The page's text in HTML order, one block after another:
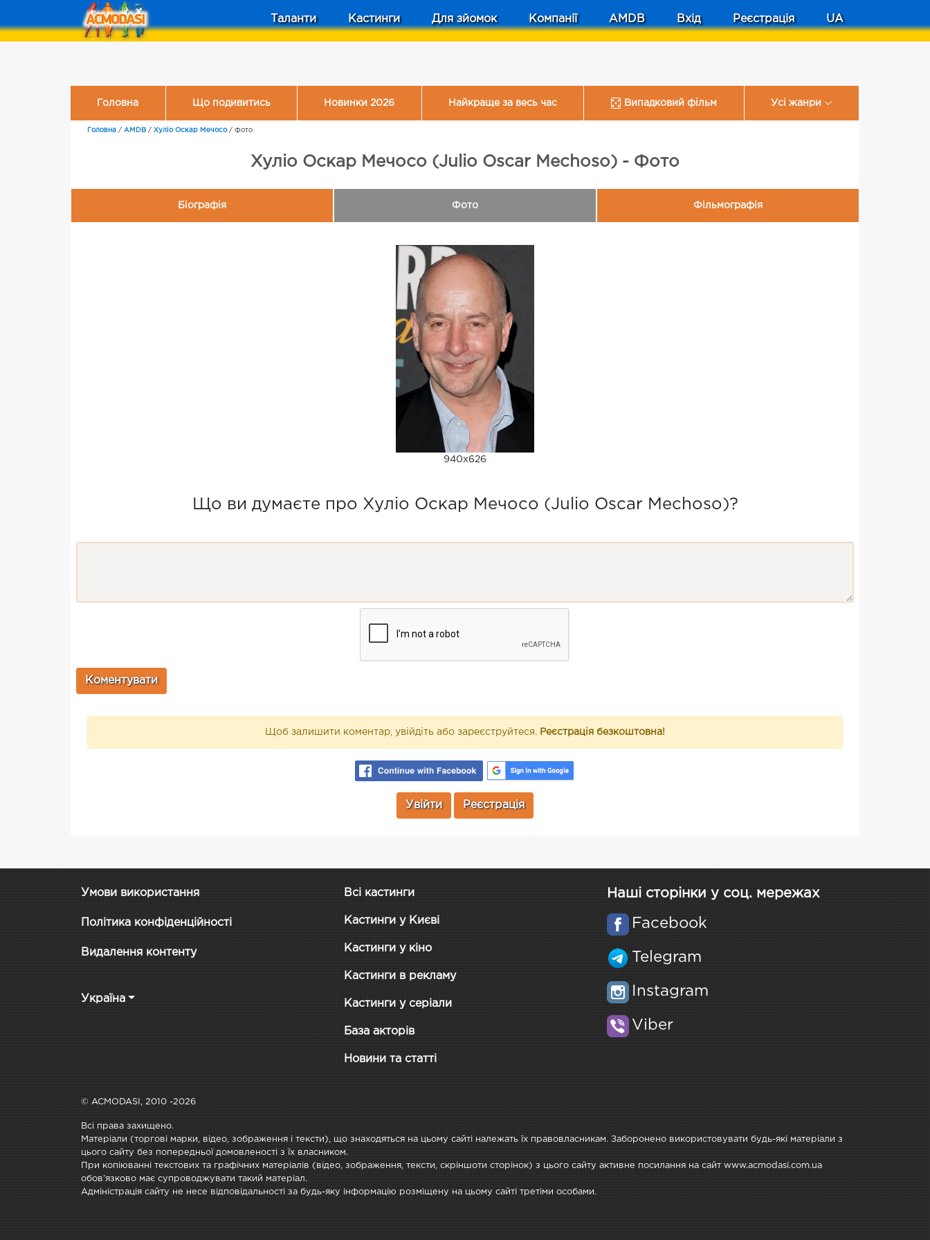
Таланти Кастинги Для зйомок Компанії AMDB Вхід Реєстрація UA
Головна Що подивитись Новинки 2026 Найкраще за весь час Випадковий фільм Усі жанри
Головна / AMDB / Хуліо Оскар Мечосо/ Фото
Хуліо Оскар Мечосо (Julio Oscar Mechoso) - Фото
Біографія Фото Фільмографія
940x626
Що ви думаєте про Хуліо Оскар Мечосо (Julio Oscar Mechoso)?
Щоб залишити коментар, увійдіть або зареєструйтеся. Реєстрація безкоштовна!
Увійти Реєстрація
Умови використання
Політика конфіденційності
Видалення контенту
Україна
Всі кастинги
Кастинги у Києві
Кастинги у кіно
Кастинги в рекламу
Кастинги у серіали
База акторів
Новини та статті
Наші сторінки у соц. мережах
Facebook
Telegram
Instagram
Viber
© ACMODASI, 2010 -2026
Всі права захищено.
Матеріали (торгові марки, відео, зображення і тексти), що знаходяться на цьому сайті належать їх правовласникам. Заборонено використовувати будь-які матеріали з
цього сайту без попередньої домовленості з їх власником.
При копіюванні текстових та графічних матеріалів (відео, зображення, тексти, скріншоти сторінок) з цього сайту активне посилання на сайт www.acmodasi.com.ua
обов'язково має супроводжувати такий матеріал.
Адміністрація сайту не несе відповідальності за будь-яку інформацію розміщену на цьому сайті третіми особами.